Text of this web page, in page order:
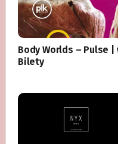
Body Worlds – Pulse |
Bilety